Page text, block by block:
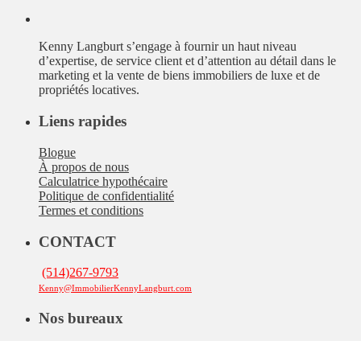
Kenny Langburt s’engage à fournir un haut niveau
d’expertise, de service client et d’attention au détail dans le
marketing et la vente de biens immobiliers de luxe et de
propriétés locatives.
Liens rapides
Blogue
À propos de nous
Calculatrice hypothécaire
Politique de confidentialité
Termes et conditions
CONTACT
(514)267-9793
Kenny@ImmobilierKennyLangburt.com
Nos bureaux